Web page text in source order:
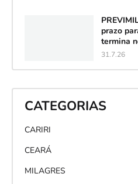
prazo
termina
31.7.26
CATEGORIAS
CARIRI
CEARÁ
MILAGRES